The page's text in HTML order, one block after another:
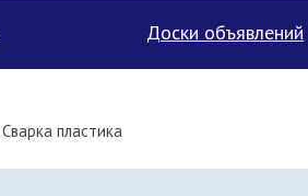
Доски объявлений
Сварка пластика